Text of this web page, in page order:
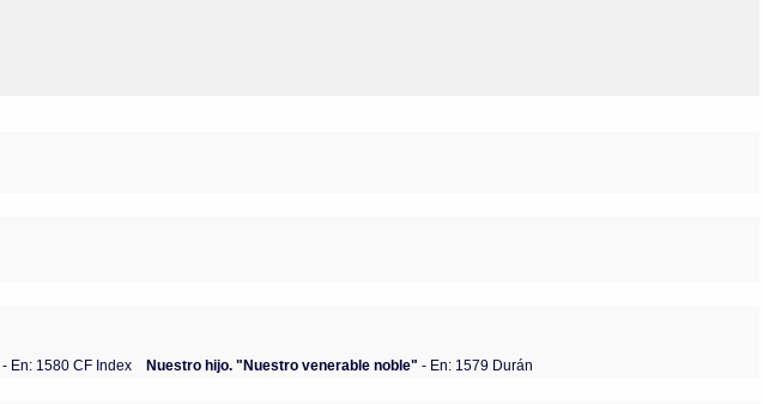
- En: 1580 CF Index Nuestro hijo. "Nuestro venerable noble" - En: 1579 Durán